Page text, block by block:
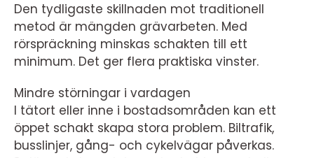
Den tydligaste skillnaden mot traditionell
metod är mängden grävarbeten. Med
rörspräckning minskas schakten till ett
minimum. Det ger flera praktiska vinster.
Mindre störningar i vardagen
I tätort eller inne i bostadsområden kan ett
öppet schakt skapa stora problem. Biltrafik,
busslinjer, gång- och cykelvägar påverkas.